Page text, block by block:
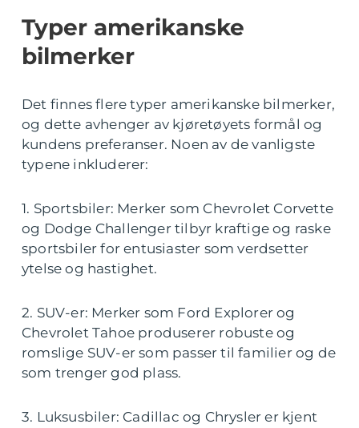
Typer amerikanske
bilmerker
Det finnes flere typer amerikanske bilmerker,
og dette avhenger av kjøretøyets formål og
kundens preferanser. Noen av de vanligste
typene inkluderer:
1. Sportsbiler: Merker som Chevrolet Corvette
og Dodge Challenger tilbyr kraftige og raske
sportsbiler for entusiaster som verdsetter
ytelse og hastighet.
2. SUV-er: Merker som Ford Explorer og
Chevrolet Tahoe produserer robuste og
romslige SUV-er som passer til familier og de
som trenger god plass.
3. Luksusbiler: Cadillac og Chrysler er kjent